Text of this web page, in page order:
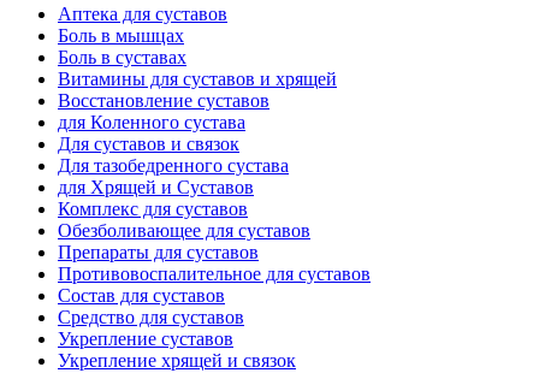
Аптека для суставов
Боль в мышцах
Боль в суставах
Витамины для суставов и хрящей
Восстановление суставов
для Коленного сустава
Для суставов и связок
Для тазобедренного сустава
для Хрящей и Суставов
Комплекс для суставов
Обезболивающее для суставов
Препараты для суставов
Противовоспалительное для суставов
Состав для суставов
Средство для суставов
Укрепление суставов
Укрепление хрящей и связок